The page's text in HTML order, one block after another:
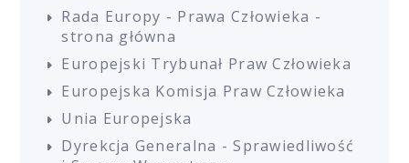
Rada Europy - Prawa Człowieka -
strona główna
Europejski Trybunał Praw Człowieka
Europejska Komisja Praw Człowieka
Unia Europejska
Dyrekcja Generalna - Sprawiedliwość